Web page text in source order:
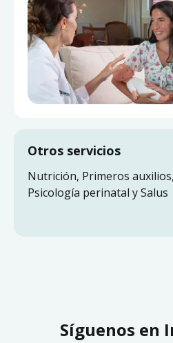
Otros servicios
Nutrición, Primeros
Psicología perinatal y Salus
Síguenos en